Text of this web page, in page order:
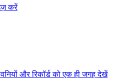
करें
और रिकॉर्ड को एक ही जगह देखें